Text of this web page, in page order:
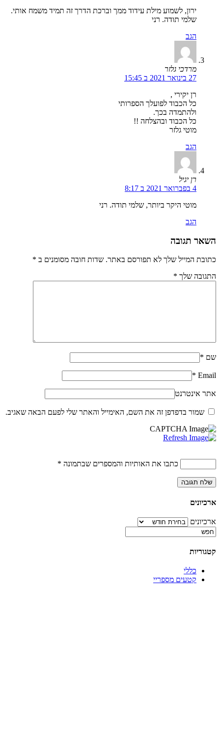
ירון, לשמוע מילת עידוד ממך וברכת הדרך זה תמיד משמח אותי.
שלמי תודה. רני
הגב
מרדכי גלזר
27 בינואר 2021 ב 15:45
רן יקירי ,
כל הכבוד לפועלך הספרותי
ולהתמדה בכך.
כל הכבוד ובהצלחה !!
מוטי גלזר
הגב
רן יגיל
4 בפברואר 2021 ב 8:17
מוטי היקר ביותר, שלמי תודה. רני
הגב
השאר תגובה
כתובת המייל שלך לא תפורסם באתר. שדות חובה מסומנים ב *
התגובה שלך *
שם *
Email
*
אתר אינטרנט
שמור בדפדפן זה את השם, האימייל והאתר שלי לפעם הבאה שאגיב.
כתבו את האותיות והמספרים שבתמונה *
ארכיונים
ארכיונים
קטגוריות
כללי
קטעים מספריי